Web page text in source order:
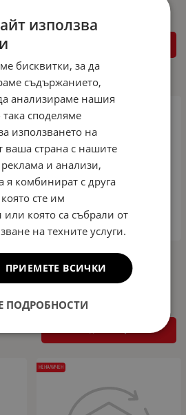
Комплект от 24бр. Гъби за
автомобилно табло с различни
аромати Dunlop
НЕНАЛИЧЕН
НЕНАЛИЧЕН
използва
бисквитки, за да
съдържанието,
анализираме нашия
споделяме
използването на
ваша страна с нашите
и анализи,
я комбинират с друга
сте им
или която са събрали от
на техните услуги.
ПРИЕМЕТЕ ВСИЧКИ
ПОДРОБНОСТИ